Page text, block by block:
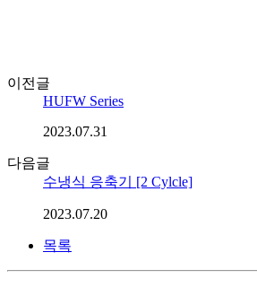
이전글
HUFW Series
2023.07.31
다음글
수냉식 응축기 [2 Cylcle]
2023.07.20
목록